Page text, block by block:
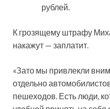
рублей.
К грозящему штрафу
накажут — заплатит.
«Зато мы привлекли
отдельно
пешеходов. Есть люди,